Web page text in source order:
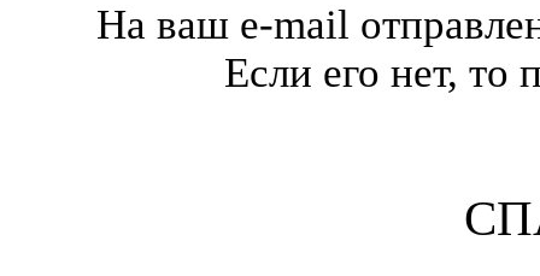
На ваш e-mail
Если его нет,